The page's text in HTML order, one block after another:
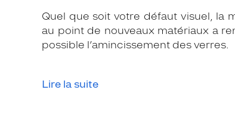
Quel que soit votre défaut visuel, la
au point de nouveaux matériaux a
possible l’amincissement des verres.
Lire la suite